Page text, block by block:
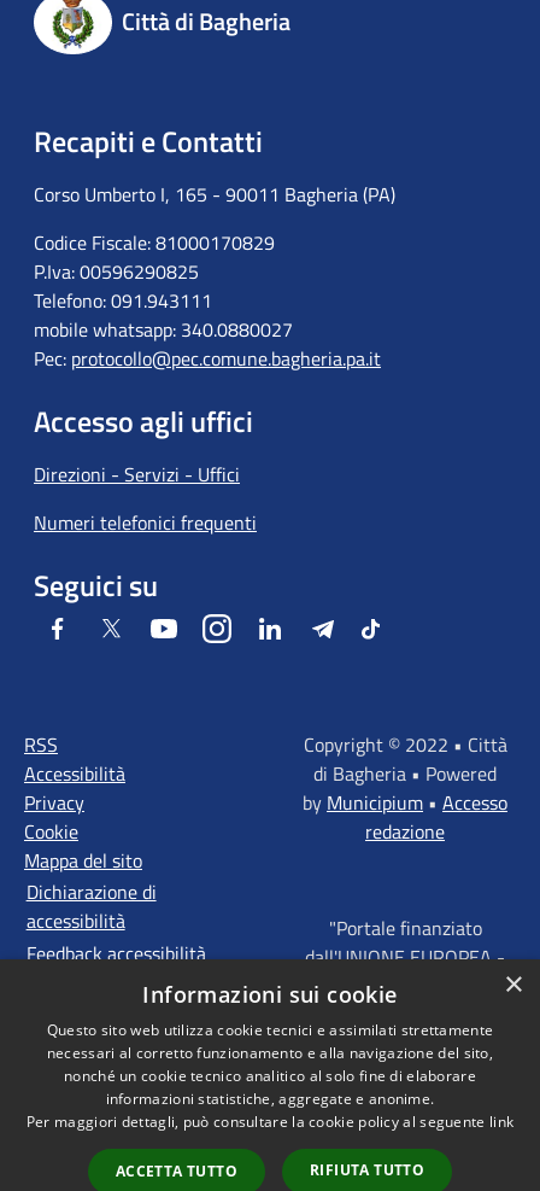
Città di Bagheria
Recapiti e Contatti
Corso Umberto I, 165 - 90011 Bagheria (PA)
Codice Fiscale: 81000170829
P.Iva: 00596290825
Telefono: 091.943111
mobile whatsapp: 340.0880027
Pec: protocollo@pec.comune.bagheria.pa.it
Accesso agli uffici
Direzioni - Servizi - Uffici
Numeri telefonici frequenti
Seguici su
Facebook Twitter YoutubeInstagramLinkedIn TelegramTiktok
RSS
Accessibilità
Privacy
Cookie
Mappa del sito
Dichiarazione di
accessibilità
Feedback accessibilità
Copyright © 2022 • Città
di Bagheria • Powered
by Municipium • Accesso
redazione
"Portale finanziato
dall'UNIONE EUROPEA -
FONDI STRUTTURALI
EUROPEI - Programma
Operativo FESR Sicilia
2014 - 2020 Agenda
Urbana ITI "Palermo -
Bagheria"
×
Informazioni sui cookie
Questo sito web utilizza cookie tecnici e assimilati strettamente
necessari al corretto funzionamento e alla navigazione del sito,
nonché un cookie tecnico analitico al solo fine di elaborare
informazioni statistiche, aggregate e anonime.
Per maggiori dettagli, può consultare la cookie policy al seguente link
ACCETTA TUTTO RIFIUTA TUTTO